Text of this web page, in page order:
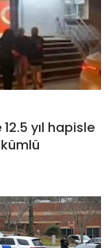
yıl hapisle